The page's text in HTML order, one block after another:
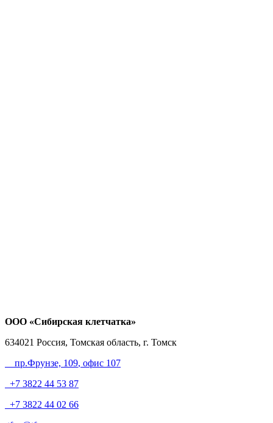
ООО «Сибирская клетчатка»
634021 Россия, Томская область, г. Томск
пр.Фрунзе, 109, офис 107
+7 3822 44 53 87
+7 3822 44 02 66